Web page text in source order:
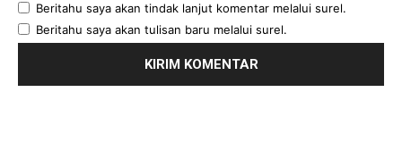
Beritahu saya akan tindak lanjut komentar melalui surel.
Beritahu saya akan tulisan baru melalui surel.